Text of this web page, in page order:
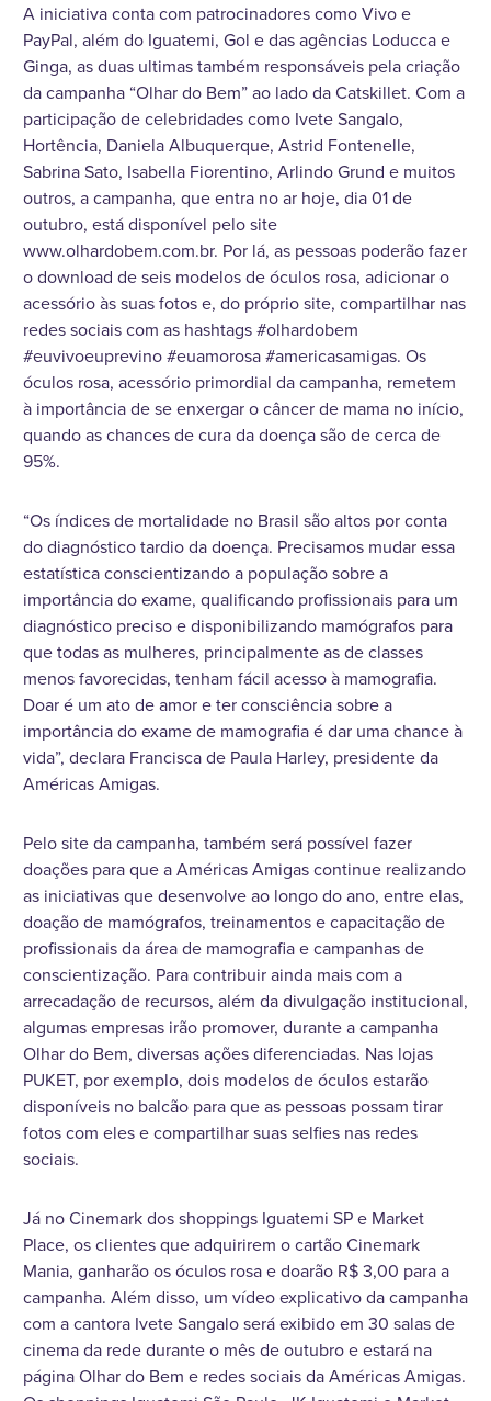
A iniciativa conta com patrocinadores como Vivo e
PayPal, além do Iguatemi, Gol e das agências Loducca e
Ginga, as duas ultimas também responsáveis pela criação
da campanha “Olhar do Bem” ao lado da Catskillet. Com a
participação de celebridades como Ivete Sangalo,
Hortência, Daniela Albuquerque, Astrid Fontenelle,
Sabrina Sato, Isabella Fiorentino, Arlindo Grund e muitos
outros, a campanha, que entra no ar hoje, dia 01 de
outubro, está disponível pelo site
www.olhardobem.com.br. Por lá, as pessoas poderão fazer
o download de seis modelos de óculos rosa, adicionar o
acessório às suas fotos e, do próprio site, compartilhar nas
redes sociais com as hashtags #olhardobem
#euvivoeuprevino #euamorosa #americasamigas. Os
óculos rosa, acessório primordial da campanha, remetem
à importância de se enxergar o câncer de mama no início,
quando as chances de cura da doença são de cerca de
95%.
“Os índices de mortalidade no Brasil são altos por conta
do diagnóstico tardio da doença. Precisamos mudar essa
estatística conscientizando a população sobre a
importância do exame, qualificando profissionais para um
diagnóstico preciso e disponibilizando mamógrafos para
que todas as mulheres, principalmente as de classes
menos favorecidas, tenham fácil acesso à mamografia.
Doar é um ato de amor e ter consciência sobre a
importância do exame de mamografia é dar uma chance à
vida”, declara Francisca de Paula Harley, presidente da
Américas Amigas.
Pelo site da campanha, também será possível fazer
doações para que a Américas Amigas continue realizando
as iniciativas que desenvolve ao longo do ano, entre elas,
doação de mamógrafos, treinamentos e capacitação de
profissionais da área de mamografia e campanhas de
conscientização. Para contribuir ainda mais com a
arrecadação de recursos, além da divulgação institucional,
algumas empresas irão promover, durante a campanha
Olhar do Bem, diversas ações diferenciadas. Nas lojas
PUKET, por exemplo, dois modelos de óculos estarão
disponíveis no balcão para que as pessoas possam tirar
fotos com eles e compartilhar suas selfies nas redes
sociais.
Já no Cinemark dos shoppings Iguatemi SP e Market
Place, os clientes que adquirirem o cartão Cinemark
Mania, ganharão os óculos rosa e doarão R$ 3,00 para a
campanha. Além disso, um vídeo explicativo da campanha
com a cantora Ivete Sangalo será exibido em 30 salas de
cinema da rede durante o mês de outubro e estará na
página Olhar do Bem e redes sociais da Américas Amigas.